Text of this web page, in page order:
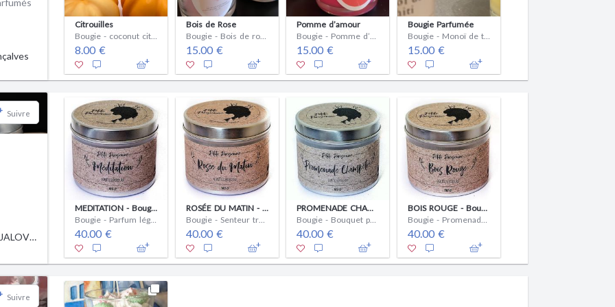
Citrouilles
Bougie - coconut citrouille vanille
8.00 €
Bois de Rose
Bougie - Bois de rose
15.00 €
Pomme d’amour
Bougie - Pomme d’amour
15.00 €
Bougie Parfumée
Bougie - Monoï de tahiti
15.00 €
Suivre
Christelle JALOVEC
MEDITATION - Bougie 180g
Bougie - Parfum léger et aquatique
40.00 €
ROSÉE DU MATIN - Bougie 180g
Bougie - Senteur très fraîche de verdure légèrement iodée.
40.00 €
PROMENADE CHAMPÊTRE - Bougie 180g
Bougie - Bouquet printanier fleurie et envoûtant.
40.00 €
BOIS ROUGE - Bougie 180g
Bougie - Promenade fraîche et envoûtante en pleine forêt.
40.00 €
Suivre